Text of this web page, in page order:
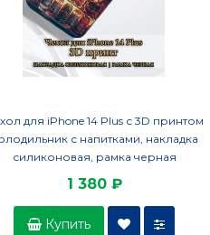
для iPhone 14 Plus с 3D принтом
с напитками, накладка
силиконовая, рамка черная
1 380 ₽
Купить